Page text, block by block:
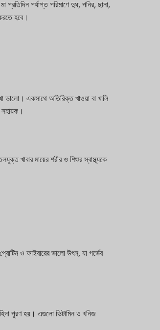
পর্যাপ্ত পরিমাণে দুধ, পনির, ছানা,
হবে।
ভালো। একসাথে অতিরিক্ত খাওয়া বা খালি
সহায়ক।
খাবার মায়ের শরীর ও শিশুর স্বাস্থ্যকে
ও ফাইবারের ভালো উৎস, যা গর্ভের
পূরণ হয়। এগুলো ভিটামিন ও খনিজ